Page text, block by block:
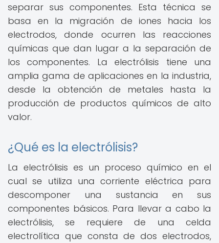
separar sus componentes. Esta técnica se
basa en la migración de iones hacia los
electrodos, donde ocurren las reacciones
químicas que dan lugar a la separación de
los componentes. La electrólisis tiene una
amplia gama de aplicaciones en la industria,
desde la obtención de metales hasta la
producción de productos químicos de alto
valor.
¿Qué es la electrólisis?
La electrólisis es un proceso químico en el
cual se utiliza una corriente eléctrica para
descomponer una sustancia en sus
componentes básicos. Para llevar a cabo la
electrólisis, se requiere de una celda
electrolítica que consta de dos electrodos,